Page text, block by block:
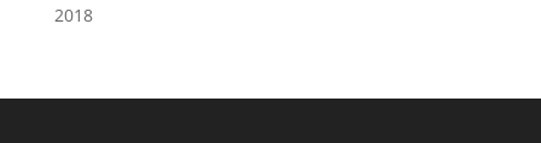
2018